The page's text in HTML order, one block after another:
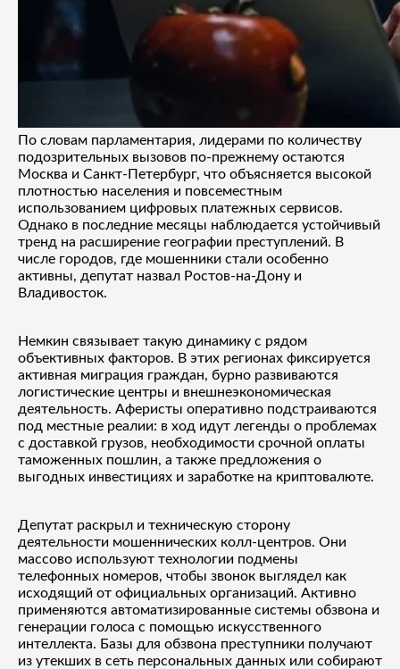
По словам парламентария, лидерами по количеству
подозрительных вызовов по-прежнему остаются
Москва и Санкт-Петербург, что объясняется высокой
плотностью населения и повсеместным
использованием цифровых платежных сервисов.
Однако в последние месяцы наблюдается устойчивый
тренд на расширение географии преступлений. В
числе городов, где мошенники стали особенно
активны, депутат назвал Ростов-на-Дону и
Владивосток.
Немкин связывает такую динамику с рядом
объективных факторов. В этих регионах фиксируется
активная миграция граждан, бурно развиваются
логистические центры и внешнеэкономическая
деятельность. Аферисты оперативно подстраиваются
под местные реалии: в ход идут легенды о проблемах
с доставкой грузов, необходимости срочной оплаты
таможенных пошлин, а также предложения о
выгодных инвестициях и заработке на криптовалюте.
Депутат раскрыл и техническую сторону
деятельности мошеннических колл-центров. Они
массово используют технологии подмены
телефонных номеров, чтобы звонок выглядел как
исходящий от официальных организаций. Активно
применяются автоматизированные системы обзвона и
генерации голоса с помощью искусственного
интеллекта. Базы для обзвона преступники получают
из утекших в сеть персональных данных или собирают